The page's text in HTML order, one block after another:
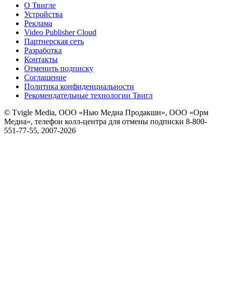
О Твигле
Устройства
Реклама
Video Publisher Cloud
Партнерская сеть
Разработка
Контакты
Отменить подписку
Соглашение
Политика конфиденциальности
Рекомендательные технологии Твигл
© Tvigle Media, ООО «Нью Медиа Продакшн», ООО «Орм
Медиа», телефон колл-центра для отмены подписки 8-800-
551-77-55, 2007-2026